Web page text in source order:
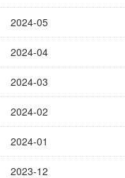
2024-05
2024-04
2024-03
2024-02
2024-01
2023-12